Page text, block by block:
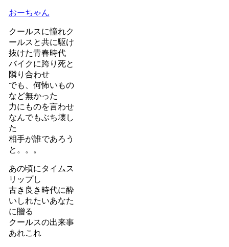
おーちゃん
クールスに憧れク
ールスと共に駆け
抜けた青春時代
バイクに跨り死と
隣り合わせ
でも、何怖いもの
など無かった
力にものを言わせ
なんでもぶち壊し
た
相手が誰であろう
と。。。
あの頃にタイムス
リップし
古き良き時代に酔
いしれたいあなた
に贈る
クールスの出来事
あれこれ